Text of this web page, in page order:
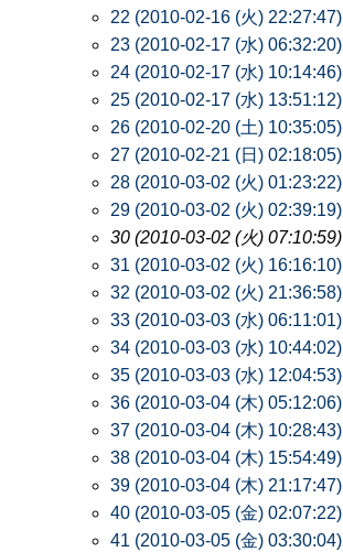
22 (2010-02-16 (火) 22:27:47)
23 (2010-02-17 (水) 06:32:20)
24 (2010-02-17 (水) 10:14:46)
25 (2010-02-17 (水) 13:51:12)
26 (2010-02-20 (土) 10:35:05)
27 (2010-02-21 (日) 02:18:05)
28 (2010-03-02 (火) 01:23:22)
29 (2010-03-02 (火) 02:39:19)
30 (2010-03-02 (火) 07:10:59)
31 (2010-03-02 (火) 16:16:10)
32 (2010-03-02 (火) 21:36:58)
33 (2010-03-03 (水) 06:11:01)
34 (2010-03-03 (水) 10:44:02)
35 (2010-03-03 (水) 12:04:53)
36 (2010-03-04 (木) 05:12:06)
37 (2010-03-04 (木) 10:28:43)
38 (2010-03-04 (木) 15:54:49)
39 (2010-03-04 (木) 21:17:47)
40 (2010-03-05 (金) 02:07:22)
41 (2010-03-05 (金) 03:30:04)